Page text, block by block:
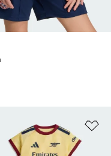
på önskelistan